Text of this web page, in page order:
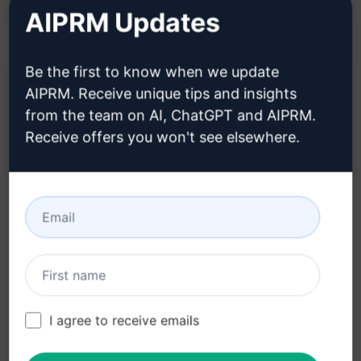
Beschrijving:
Kenmerken:
Genereer boeiende beschrijvingen voor
verschillende categorieën in je online winkel
Verhoog de aantrekkelijkheid van je
Bespaar tijd en moeite bij het schrijven van
Voordelen:
AIPRM Updates
Be the first to know when we update
AIPRM. Receive unique tips and insights
from the team on AI, ChatGPT and AIPRM.
Receive offers you won't see elsewhere.
I agree to receive emails